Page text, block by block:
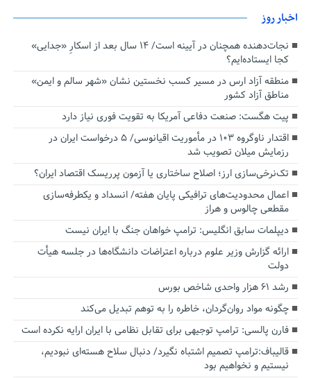
اخبار روز
نجات‌دهنده‌ همچنان در آیینه است/ ۱۴ سال بعد از اسکارِ «جدایی»
کجا ایستاده‌ایم؟
منطقه آزاد ارس در مسیر کسب نخستین نشان «شهر سالم و ایمن»
مناطق آزاد کشور
پیت هگست: صنعت دفاعی آمریکا به تقویت فوری نیاز دارد
اقتدار ناوگروه ۱۰۳ در مأموریت‌ اقیانوسی/ ۵ درخواست ایران در
رزمایش میلان تصویب شد
تک‌نرخی‌سازی ارز؛ اصلاح ساختاری یا آزمون پرریسک اقتصاد ایران؟
اعمال محدودیت‌های ترافیکی پایان هفته/ انسداد و یکطرفه‌سازی
مقطعی چالوس و هراز
دیپلمات سابق انگلیس:‌ ترامپ خواهان جنگ با ایران نیست
ارائه گزارش وزیر علوم درباره اعتراضات دانشگاه‌ها در جلسه هیأت
دولت
رشد ۶۱ هزار واحدی شاخص بورس
چگونه مواد روان‌گردان، خاطره را به توهم تبدیل می‌کند
فارن پالسی: ترامپ توجیهی برای تقابل نظامی با ایران ارایه نکرده است
قالیباف:ترامپ تصمیم اشتباه نگیرد/ دنبال سلاح هسته‌ای نبودیم،
نیستیم و نخواهیم بود